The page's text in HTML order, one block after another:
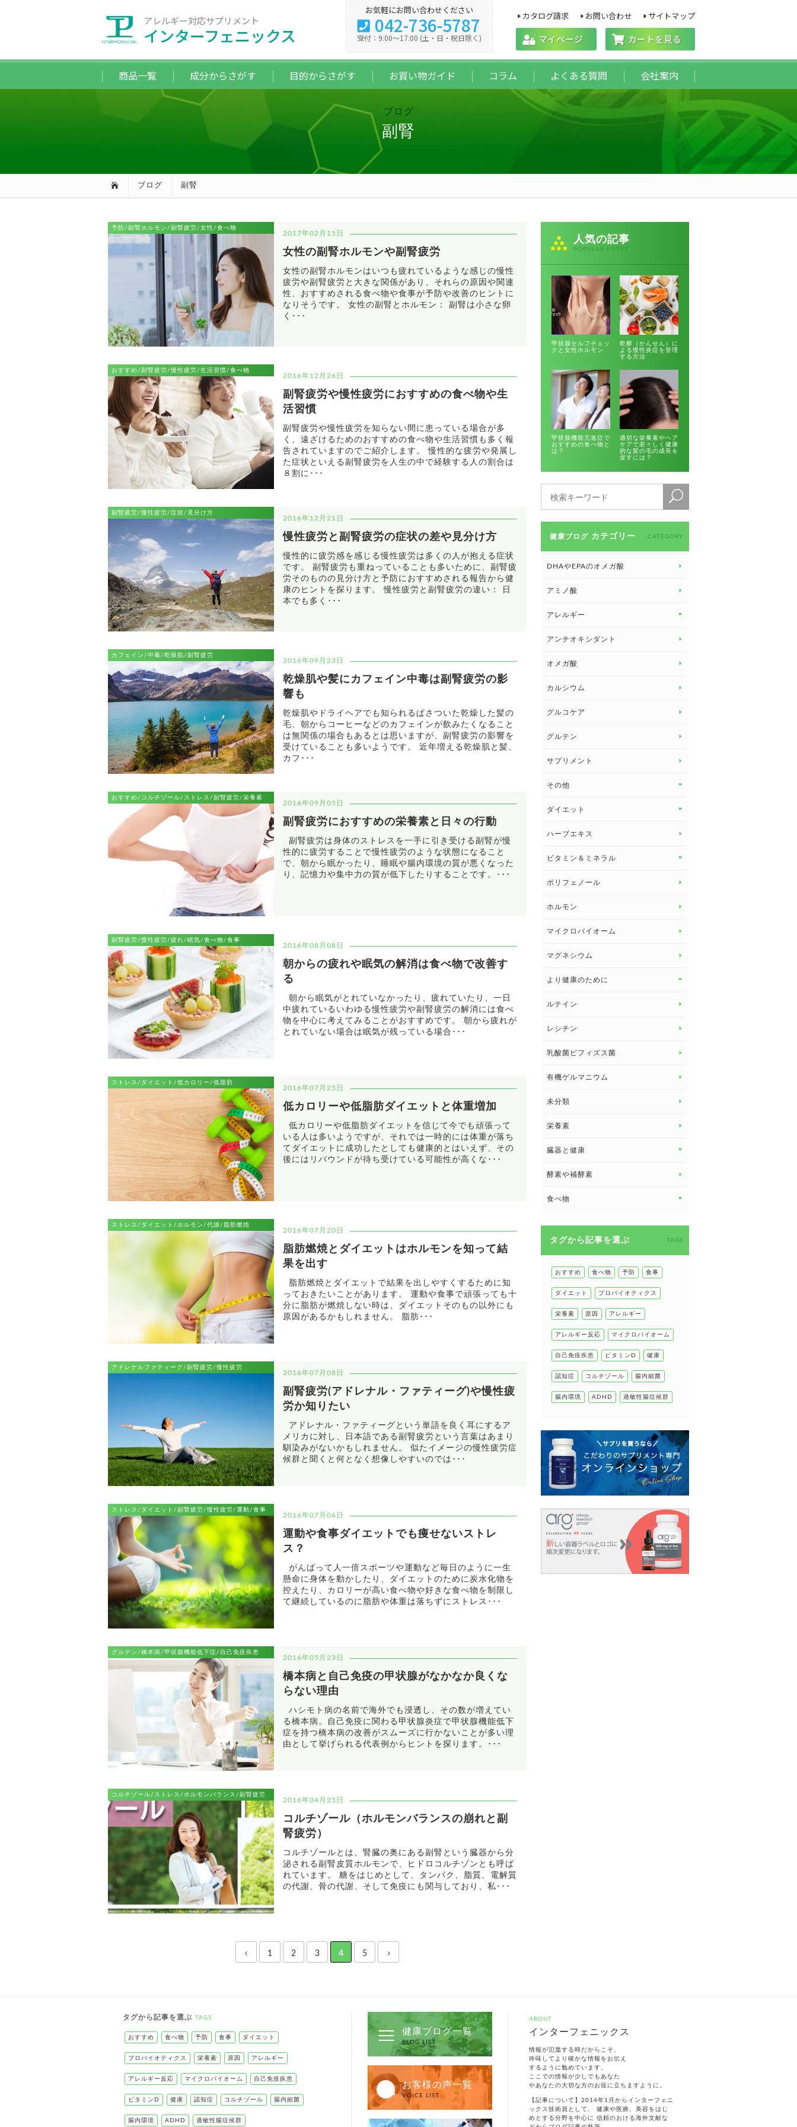
アレルギー対応サプリメント
インターフェニックス マイページ カートを見る
商品一覧 成分からさがす 目的からさがす お買い物ガイド コラム よくある質問 会社案内
カタログ請求 お問い合わせ サイトマップ
お気軽にお問い合わせください
042-736-5787
受付：9:00～17:00 (土・日・祝日除く)
ブログ
副腎
ブログ 副腎
予防/副腎ホルモン/副腎疲労/女性/食べ物
2017年02月15日
女性の副腎ホルモンや副腎疲労
女性の副腎ホルモンはいつも疲れているような感じの慢性
疲労や副腎疲労と大きな関係があり、それらの原因や関連
性、おすすめされる食べ物や食事が予防や改善のヒントに
なりそうです。 女性の副腎とホルモン： 副腎は小さな卵
く･･･
おすすめ/副腎疲労/慢性疲労/生活習慣/食べ物
2016年12月26日
副腎疲労や慢性疲労におすすめの食べ物や生
活習慣
副腎疲労や慢性疲労を知らない間に患っている場合が多
く、遠ざけるためのおすすめの食べ物や生活習慣も多く報
告されていますのでご紹介します。 慢性的な疲労や発展し
た症状といえる副腎疲労を人生の中で経験する人の割合は
８割に･･･
副腎疲労/慢性疲労/症状/見分け方
2016年12月21日
慢性疲労と副腎疲労の症状の差や見分け方
慢性的に疲労感を感じる慢性疲労は多くの人が抱える症状
です。 副腎疲労も重ねっていることも多いために、副腎疲
労そのものの見分け方と予防におすすめされる報告から健
康のヒントを探ります。 慢性疲労と副腎疲労の違い： 日
本でも多く･･･
カフェイン/中毒/乾燥肌/副腎疲労
2016年09月23日
乾燥肌や髪にカフェイン中毒は副腎疲労の影
響も
乾燥肌やドライヘアでも知られるぱさついた乾燥した髪の
毛、朝からコーヒーなどのカフェインが飲みたくなること
は無関係の場合もあるとは思いますが、副腎疲労の影響を
受けていることも多いようです。 近年増える乾燥肌と髪、
カフ･･･
おすすめ/コルチゾール/ストレス/副腎疲労/栄養素
2016年09月05日
副腎疲労におすすめの栄養素と日々の行動
副腎疲労は身体のストレスを一手に引き受ける副腎が慢
性的に疲労することで慢性疲労のような状態になること
で、朝から眠かったり、睡眠や腸内環境の質が悪くなった
り、記憶力や集中力の質が低下したりすることです。･･･
副腎疲労/慢性疲労/疲れ/眠気/食べ物/食事
2016年08月08日
朝からの疲れや眠気の解消は食べ物で改善す
る
朝から眠気がとれていなかったり、疲れていたり、一日
中疲れているいわゆる慢性疲労や副腎疲労の解消には食べ
物を中心に考えてみることがおすすめです。 朝から疲れが
とれていない場合は眠気が残っている場合･･･
ストレス/ダイエット/低カロリー/低脂肪
2016年07月25日
低カロリーや低脂肪ダイエットと体重増加
低カロリーや低脂肪ダイエットを信じて今でも頑張って
いる人は多いようですが、それでは一時的には体重が落ち
てダイエットに成功したとしても健康的とはいえず、その
後にはリバウンドが待ち受けている可能性が高くな･･･
ストレス/ダイエット/ホルモン/代謝/脂肪燃焼
2016年07月20日
脂肪燃焼とダイエットはホルモンを知って結
果を出す
脂肪燃焼とダイエットで結果を出しやすくするために知
っておきたいことがあります。 運動や食事で頑張っても十
分に脂肪が燃焼しない時は、ダイエットそのもの以外にも
原因があるかもしれません。 脂肪･･･
アドレナルファティーグ/副腎疲労/慢性疲労
2016年07月08日
副腎疲労(アドレナル・ファティーグ)や慢性疲
労か知りたい
アドレナル・ファティーグという単語を良く耳にするア
メリカに対し、日本語である副腎疲労という言葉はあまり
馴染みがないかもしれません。 似たイメージの慢性疲労症
候群と聞くと何となく想像しやすいのでは･･･
ストレス/ダイエット/副腎疲労/慢性疲労/運動/食事
2016年07月06日
運動や食事ダイエットでも痩せないストレ
ス？
がんばって人一倍スポーツや運動など毎日のように一生
懸命に身体を動かしたり、ダイエットのために炭水化物を
控えたり、カロリーが高い食べ物や好きな食べ物を制限し
て継続しているのに脂肪や体重は落ちずにストレス･･･
グルテン/橋本病/甲状腺機能低下症/自己免疫疾患
2016年05月23日
橋本病と自己免疫の甲状腺がなかなか良くな
らない理由
ハシモト病の名前で海外でも浸透し、その数が増えてい
る橋本病。自己免疫に関わる甲状腺炎症で甲状腺機能低下
症を持つ橋本病の改善がスムーズに行かないことが多い理
由として挙げられる代表例からヒントを探ります。･･･
コルチゾール/ストレス/ホルモンバランス/副腎疲労
2016年04月25日
コルチゾール（ホルモンバランスの崩れと副
腎疲労）
コルチゾールとは、腎臓の奥にある副腎という臓器から分
泌される副腎皮質ホルモンで、ヒドロコルチゾンとも呼ば
れています。 糖をはじめとして、タンパク、脂質、電解質
の代謝、骨の代謝、そして免疫にも関与しており、私･･･
1 2 3 4 5
人気の記事
POPULAR ENTRY
甲状腺セルフチェッ
クと女性ホルモン
乾癬（かんせん）に
よる慢性炎症を管理
する方法
甲状腺機能亢進症で
おすすめの食べ物と
は？
適切な栄養素やヘア
ケアで若々しく健康
的な髪の毛の成長を
促すには？
健康ブログ カテゴリー CATEGORY
DHAやEPAのオメガ酸
アミノ酸
アレルギー
アレルギー トップ
アンチオキシダント
オメガ酸
カルシウム
グルコケア
グルテン
サプリメント
その他
その他 トップ
健康セミナー
ダイエット
ダイエット トップ
ハーブエキス
ビタミン＆ミネラル
ビタミン＆ミネラル トップ
ビタミンE
ポリフェノール
ホルモン
マイクロバイオーム
マグネシウム
より健康のために
より健康のために トップ
眼の健康
睡眠
ルテイン
レシチン
乳酸菌ビフィズス菌
有機ゲルマニウム
未分類
栄養素
臓器と健康
臓器と健康 トップ
甲状腺
肌
肝臓の健康
腸の健康
酵素や補酵素
食べ物
健康食
タグから記事を選ぶ TAGS
おすすめ 食べ物 予防 食事
ダイエット プロバイオティクス
栄養素 原因 アレルギー
アレルギー反応 マイクロバイオーム
自己免疫疾患 ビタミンD 健康
認知症 コルチゾール 腸内細菌
腸内環境 ADHD 過敏性腸症候群
タグから記事を選ぶ TAGS
おすすめ 食べ物 予防 食事 ダイエット
プロバイオティクス 栄養素 原因 アレルギー
アレルギー反応 マイクロバイオーム 自己免疫疾患
ビタミンD 健康 認知症 コルチゾール 腸内細菌
腸内環境 ADHD 過敏性腸症候群
健康ブログ一覧
BLOG LIST
お客様の声一覧
VOICE LIST
ABOUT
インターフェニックス
情報が氾濫する時だからこそ、
吟味してより確かな情報をお伝え
するように勉めています。
ここでの情報が少しでもあなた
やあなたの大切な方のお役に立ちますように。
【記事について】2014年1月からインターフェニ
ックス技術員として、 健康や医療、美容をはじ
めとする分野を中心に 信頼のおける海外文献な